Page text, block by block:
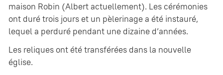
maison Robin (Albert actuellement). Les cérémonies
ont duré trois jours et un pèlerinage a été instauré,
lequel a perduré pendant une dizaine d’années.
Les reliques ont été transférées dans la nouvelle
église.